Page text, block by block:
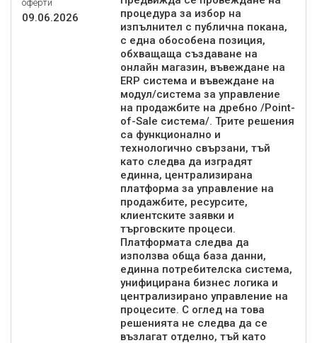
оферти
09.06.2026
процедура за избор на
изпълнител с публична покана,
с една обособена позиция,
обхващаща създаване на
онлайн магазин, въвеждане на
ERP система и въвеждане на
модул/система за управление
на продажбите на дребно /Point-
of-Sale система/. Трите решения
са функционално и
технологично свързани, тъй
като следва да изградят
единна, централизирана
платформа за управление на
продажбите, ресурсите,
клиентските заявки и
търговските процеси.
Платформата следва да
използва обща база данни,
единна потребителска система,
унифицирана бизнес логика и
централизирано управление на
процесите. С оглед на това
решенията не следва да се
възлагат отделно, тъй като